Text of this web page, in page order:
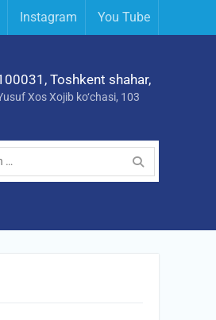
Instagram You Tube
Toshkent shahar,
Xos Xojib ko‘chasi, 103